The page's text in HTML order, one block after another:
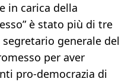
in carica della
è stato più di tre
generale del
per aver
pro-democrazia di